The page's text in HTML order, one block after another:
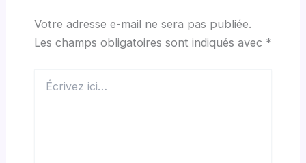
Votre adresse e-mail ne sera pas publiée.
Les champs obligatoires sont indiqués avec *
ici…